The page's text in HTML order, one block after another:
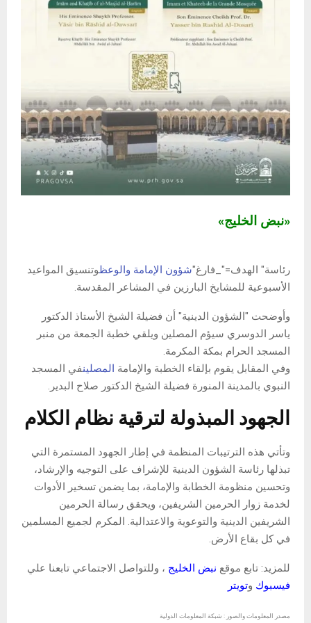
«نبض الخليج»
رئاسة" الهدف="_فارغ"شؤون الإمامة والوعظوتنسيق المواعيد
الأسبوعية للمشايخ البارزين في المشاعر المقدسة.
وأوضحت "الشؤون الدينية" أن فضيلة الشيخ الأستاذ الدكتور
ياسر الدوسري سيؤم المصلين ويلقي خطبة الجمعة من منبر
المسجد الحرام بمكة المكرمة.
وفي المقابل يقوم بإلقاء الخطبة والإمامة المصلينفي المسجد
النبوي بالمدينة المنورة فضيلة الشيخ الدكتور صلاح البدير.
الجهود المبذولة لترقية نظام الكلام
وتأتي هذه الترتيبات المنظمة في إطار الجهود المستمرة التي
تبذلها رئاسة الشؤون الدينية للإشراف على التوجيه والإرشاد،
وتحسين منظومة الخطابة والإمامة، بما يضمن تسخير الأدوات
لخدمة زوار الحرمين الشريفين، ويحقق رسالة الحرمين
الشريفين الدينية والتوعوية والاعتدالية. المكرم لجميع المسلمين
في كل بقاع الأرض.
للمزيد: تابع موقع نبض الخليج ، وللتواصل الاجتماعي تابعنا علي
فيسبوك وتويتر
مصدر المعلومات والصور : شبكة المعلومات الدولية